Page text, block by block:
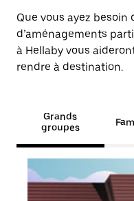
Que vous ayez besoin
d’aménagements
à Hellaby vous
rendre à destination.
Grands
groupes